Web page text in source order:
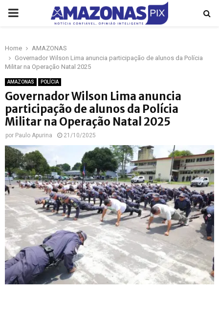
PRIMARY
Home
AMAZONAS
Governador Wilson Lima anuncia participação de alunos da Polícia
Militar na Operação Natal 2025
AMAZONAS POLÍCIA
Governador Wilson Lima anuncia
participação de alunos da Polícia
Militar na Operação Natal 2025
por Paulo Apurina 21/10/2025